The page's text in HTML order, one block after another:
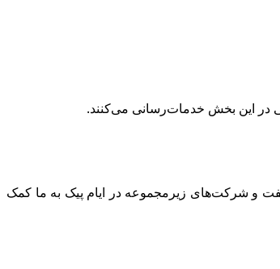
و شرکت‌های زیرمجموعه در ایام پیک به ما کمک